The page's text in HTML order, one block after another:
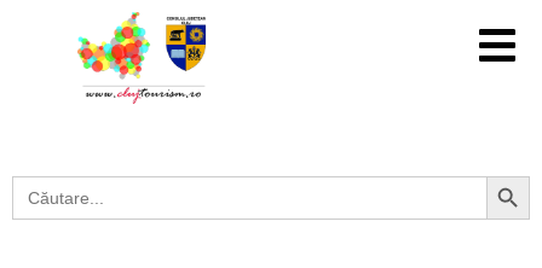
Search
for:
Search Button